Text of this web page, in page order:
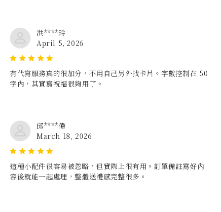
洪****玲
April 5, 2026
有代寫服務真的很加分，不用自己另外找卡片。字數控制在 50
字內，其實寫祝福很夠用了。
邱****偉
March 18, 2026
這種小配件很容易被忽略，但實際上很有用。訂單備註寫好內
容後就能一起處理，整體送禮感完整很多。